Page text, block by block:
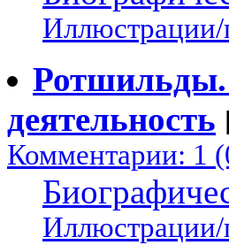
Ротшильды.
деятельность
Комментарии: 1